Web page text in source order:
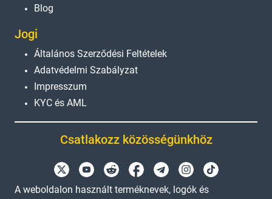
Blog
Jogi
Általános Szerződési Feltételek
Adatvédelmi Szabályzat
Impresszum
KYC és AML
Csatlakozz közösségünkhöz
A weboldalon használt terméknevek, logók és